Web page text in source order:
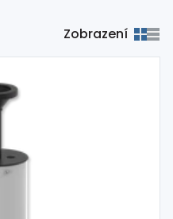
Zobrazení